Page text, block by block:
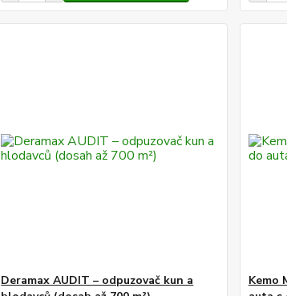
Deramax AUDIT – odpuzovač kun a
Kemo